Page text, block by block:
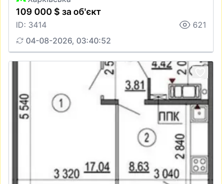
109 000 $ за об'єкт
ID: 3414
621
04-08-2026, 03:40:52